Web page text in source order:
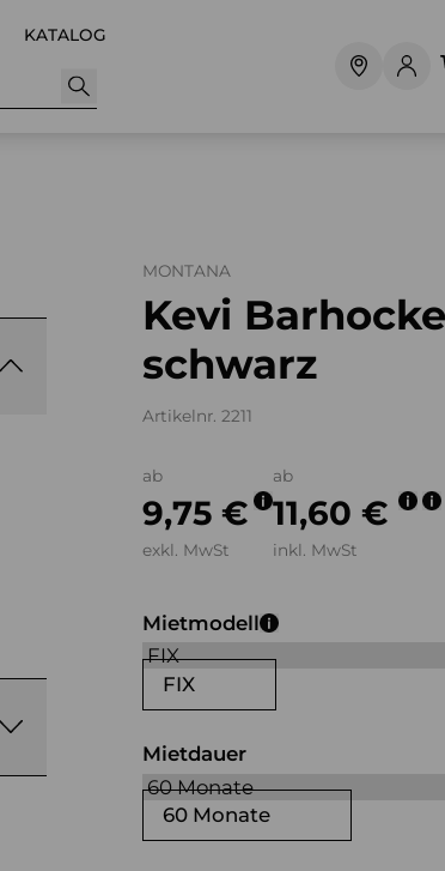
KATALOG
MONTANA
Kevi
schwarz
Artikelnr. 2211
ab
9,75 €
exkl. MwSt
ab
11,60 €
inkl. MwSt
FIX
Mietmodell
60 Monate
Mietdauer